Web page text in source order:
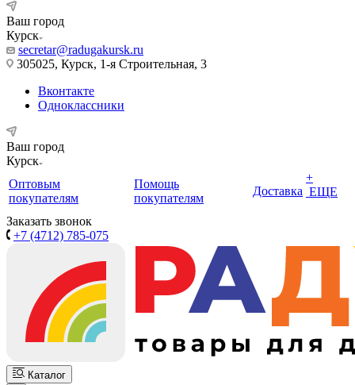
Ваш город
Курск
secretar@radugakursk.ru
305025, Курск, 1-я Строительная, 3
Вконтакте
Одноклассники
Ваш город
Курск
Оптовым
покупателям
Помощь
покупателям
Доставка
+
ЕЩЕ
Заказать звонок
+7 (4712) 785-075
Каталог